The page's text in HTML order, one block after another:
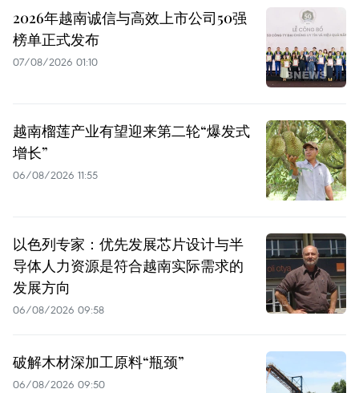
2026年越南诚信与高效上市公司50强
榜单正式发布
07/08/2026 01:10
越南榴莲产业有望迎来第二轮“爆发式
增长”
06/08/2026 11:55
以色列专家：优先发展芯片设计与半
导体人力资源是符合越南实际需求的
发展方向
06/08/2026 09:58
破解木材深加工原料“瓶颈”
06/08/2026 09:50